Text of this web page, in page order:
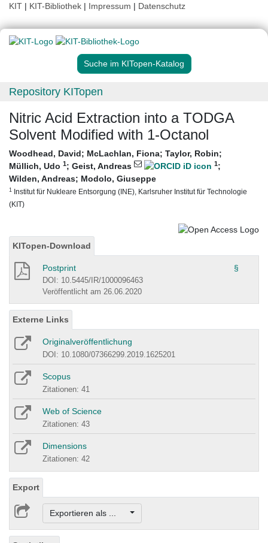
KIT | KIT-Bibliothek | Impressum | Datenschutz
Suche im KITopen-Katalog
Repository KITopen
Nitric Acid Extraction into a TODGA
Solvent Modified with 1-Octanol
Woodhead, David; McLachlan, Fiona; Taylor, Robin;
Müllich, Udo 1; Geist, Andreas 1;
Wilden, Andreas; Modolo, Giuseppe
1 Institut für Nukleare Entsorgung (INE), Karlsruher Institut für Technologie
(KIT)
KITopen-Download
Postprint §
DOI: 10.5445/IR/1000096463
Veröffentlicht am 26.06.2020
Externe Links
Originalveröffentlichung
DOI: 10.1080/07366299.2019.1625201
Scopus
Zitationen: 41
Web of Science
Zitationen: 43
Dimensions
Zitationen: 42
Export
Exportieren als ...